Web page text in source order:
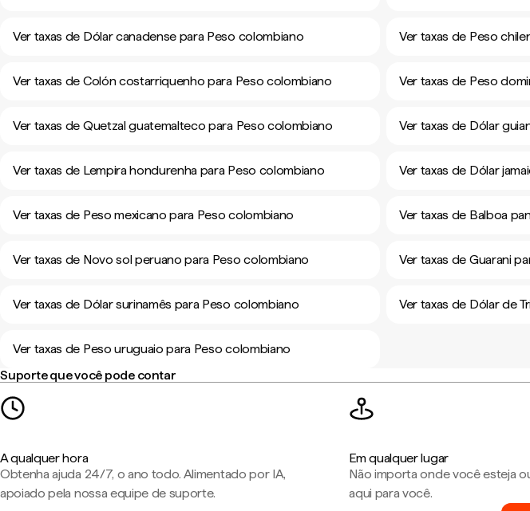
Ver taxas de Dólar canadense para Peso colombiano Ver taxas de Peso
Ver taxas de Colón costarriquenho para Peso colombiano Ver taxas de Peso
Ver taxas de Quetzal guatemalteco para Peso colombiano Ver taxas de Dólar
Ver taxas de Lempira hondurenha para Peso colombiano Ver taxas de Dólar
Ver taxas de Peso mexicano para Peso colombiano Ver taxas de Balboa
Ver taxas de Novo sol peruano para Peso colombiano Ver taxas de Guarani
Ver taxas de Dólar surinamês para Peso colombiano Ver taxas de Dólar de
Ver taxas de Peso uruguaio para Peso colombiano
Suporte que você pode contar
A qualquer hora
Obtenha ajuda 24/7, o ano todo. Alimentado por IA,
apoiado pela nossa equipe de suporte.
Em qualquer lugar
Não importa onde você esteja
aqui para você.